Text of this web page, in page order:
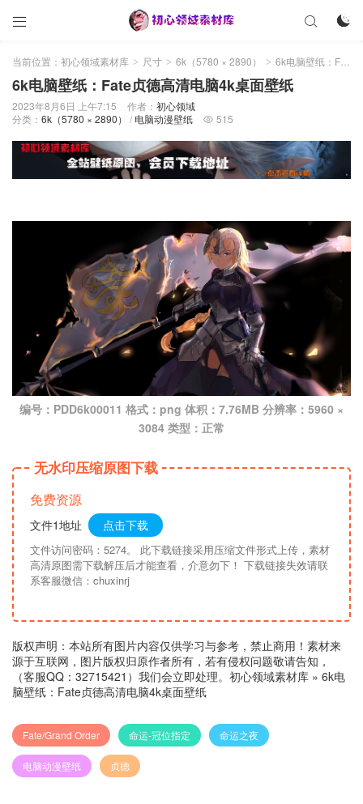
 

当前位置： 初心领域素材库 > 尺寸 > 6k（5780 × 2890） > 6k电脑壁纸：Fate贞德高清电脑4k桌面壁纸
6k电脑壁纸：Fate贞德高清电脑4k桌面壁纸
2023年8月6日 上午7:15 作者： 初心领域
分类： 6k（5780 × 2890） / 电脑动漫壁纸  515
编号：PDD6k00011 格式：png 体积：7.76MB 分辨率：5960 ×
3084 类型：正常
无水印压缩原图下载
免费资源
文件1地址 点击下载
文件访问密码：5274。 此下载链接采用压缩文件形式上传，素材
高清原图需下载解压后才能查看，介意勿下！ 下载链接失效请联
系客服微信：chuxinrj
版权声明：本站所有图片内容仅供学习与参考，禁止商用！素材来
源于互联网，图片版权归原作者所有，若有侵权问题敬请告知，
（客服QQ：32715421）我们会立即处理。 初心领域素材库 » 6k电
脑壁纸：Fate贞德高清电脑4k桌面壁纸
Fate/Grand Order 命运-冠位指定 命运之夜
电脑动漫壁纸 贞德